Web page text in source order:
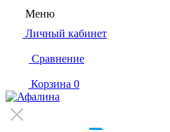
Меню
Личный кабинет
Сравнение
Корзина 0